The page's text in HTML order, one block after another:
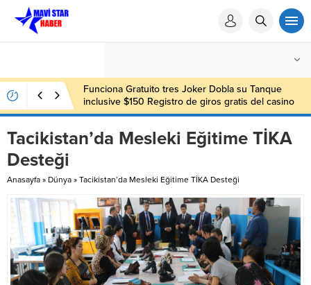
Funciona Gratuito tres Joker Dobla su Tanque
inclusive $150 Registro de giros gratis del casino
sin depósito 000
Tacikistan’da Mesleki Eğitime TİKA
Desteği
Anasayfa » Dünya » Tacikistan’da Mesleki Eğitime TİKA Desteği